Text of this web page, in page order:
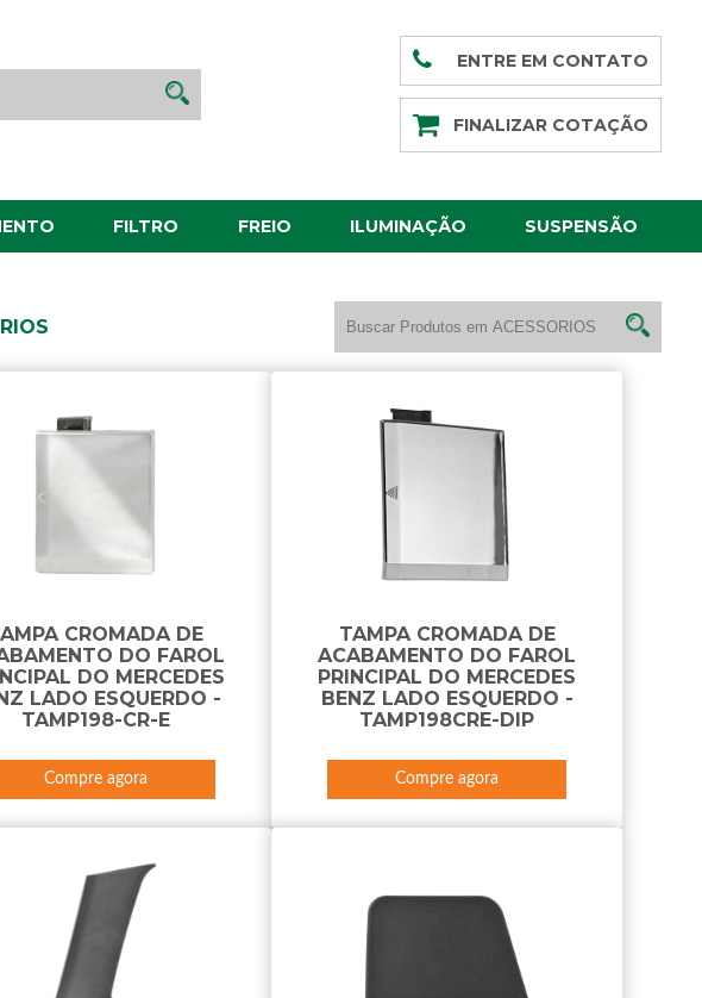
ENTRE EM CONTATO
FINALIZAR COTAÇÃO
FILTRO FREIO ILUMINAÇÃO SUSPENSÃO
CROMADA DE
DO FAROL
DO MERCEDES
LADO ESQUERDO -
TAMP198-CR-E
Compre agora
TAMPA CROMADA DE
ACABAMENTO DO FAROL
PRINCIPAL DO MERCEDES
BENZ LADO ESQUERDO -
TAMP198CRE-DIP
Compre agora